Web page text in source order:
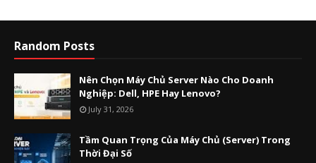
Random Posts
Nên Chọn Máy Chủ Server Nào Cho Doanh
Nghiệp: Dell, HPE Hay Lenovo?
July 31, 2026
Tầm Quan Trọng Của Máy Chủ (Server) Trong
Thời Đại Số